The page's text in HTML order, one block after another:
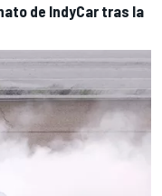
de IndyCar tras la